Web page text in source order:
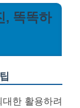
, 똑똑하
한 활용하려